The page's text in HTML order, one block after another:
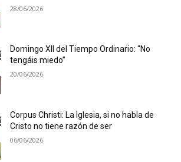
28/06/2026
Domingo XII del Tiempo Ordinario: “No
tengáis miedo”
20/06/2026
Corpus Christi: La Iglesia, si no habla de
Cristo no tiene razón de ser
06/06/2026